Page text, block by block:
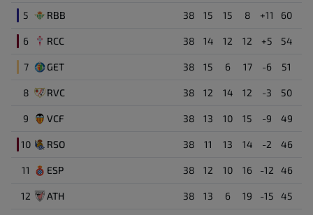
Πρώτο ημίχρονο
Γκολ ( 0 : 1 )
22
3 Abdel Rahim Alhassane Bonkano
26 MIguel de Jesus Narvaez Lopez
6
5 RBB 38 15 15 8 +11 60
6 RCC 38 14 12 12 +5 54
7 GET 38 15 6 17 -6 51
8 RVC 38 12 14 12 -3 50
9 VCF 38 13 10 15 -9 49
10 RSO 38 11 13 14 -2 46
11 ESP 38 12 10 16 -12 46
12 ATH 38 13 6 19 -15 45